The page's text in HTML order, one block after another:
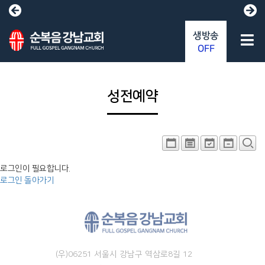
생방송
OFF
성전예약
로그인이 필요합니다.
로그인 돌아가기
(우)06251 서울시 강남구 역삼로8길 12